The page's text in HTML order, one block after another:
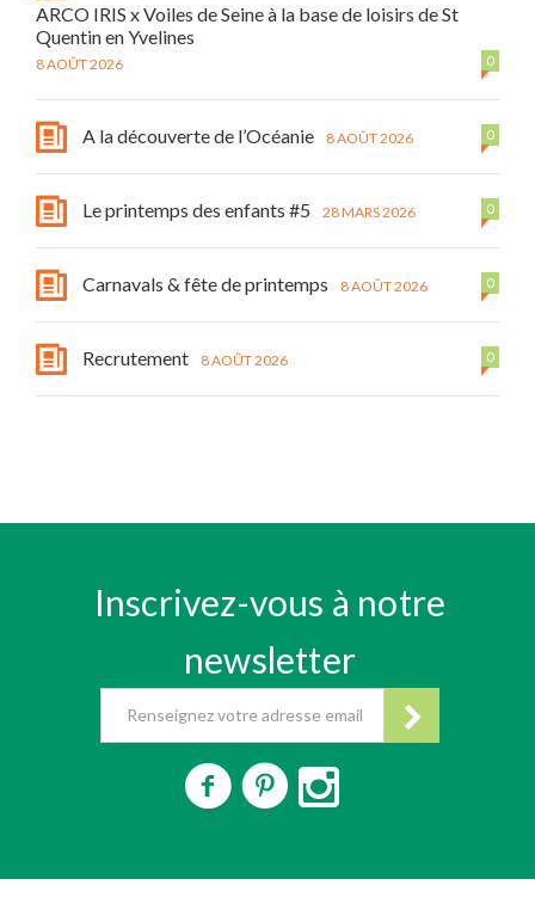
ARCO IRIS x Voiles de Seine à la base de loisirs de St
Quentin en Yvelines
8 AOÛT 2026 0
A la découverte de l’Océanie 8 AOÛT 2026 0
Le printemps des enfants #5 28 MARS 2026 0
Carnavals & fête de printemps 8 AOÛT 2026 0
Recrutement 8 AOÛT 2026 0
Inscrivez-vous à notre
newsletter